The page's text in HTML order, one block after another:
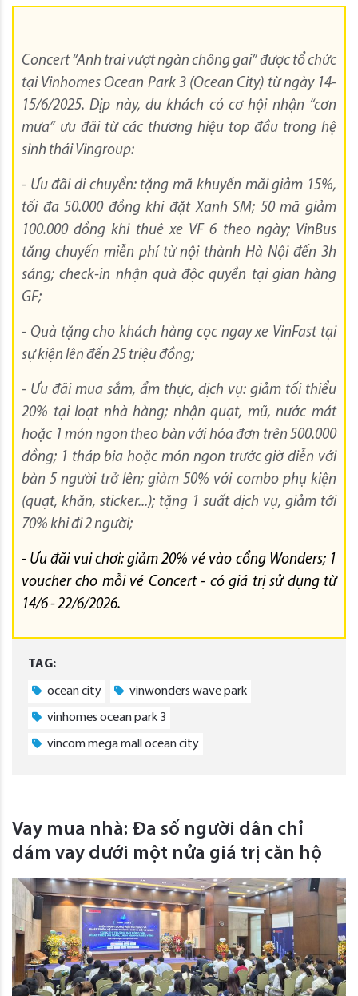
Concert “Anh trai vượt ngàn chông gai” được tổ chức
tại Vinhomes Ocean Park 3 (Ocean City) từ ngày 14-
15/6/2025. Dịp này, du khách có cơ hội nhận “cơn
mưa” ưu đãi từ các thương hiệu top đầu trong hệ
sinh thái Vingroup:
- Ưu đãi di chuyển: tặng mã khuyến mãi giảm 15%,
tối đa 50.000 đồng khi đặt Xanh SM; 50 mã giảm
100.000 đồng khi thuê xe VF 6 theo ngày; VinBus
tăng chuyến miễn phí từ nội thành Hà Nội đến 3h
sáng; check-in nhận quà độc quyền tại gian hàng
GF;
- Quà tặng cho khách hàng cọc ngay xe VinFast tại
sự kiện lên đến 25 triệu đồng;
- Ưu đãi mua sắm, ẩm thực, dịch vụ: giảm tối thiểu
20% tại loạt nhà hàng; nhận quạt, mũ, nước mát
hoặc 1 món ngon theo bàn với hóa đơn trên 500.000
đồng; 1 tháp bia hoặc món ngon trước giờ diễn với
bàn 5 người trở lên; giảm 50% với combo phụ kiện
(quạt, khăn, sticker...); tặng 1 suất dịch vụ, giảm tới
70% khi đi 2 người;
- Ưu đãi vui chơi: giảm 20% vé vào cổng Wonders; 1
voucher cho mỗi vé Concert - có giá trị sử dụng từ
14/6 - 22/6/2026.
TAG:
ocean city vinwonders wave park
vinhomes ocean park 3
vincom mega mall ocean city
Vay mua nhà: Đa số người dân chỉ
dám vay dưới một nửa giá trị căn hộ